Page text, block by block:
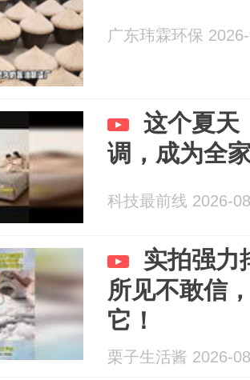
广东玮霖环保
这个夏天
调，成为全
科技最前线 2026-
实拍强力
所见不敢信
它！
栗子生活酱 2026-